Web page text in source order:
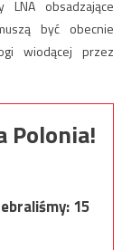
LNA obsadzające
być obecnie
wiodącej przez
Polonia!
15